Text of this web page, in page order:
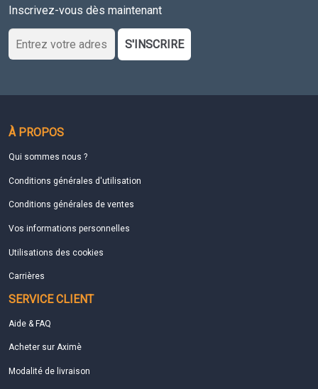
Inscrivez-vous dès maintenant
S'INSCRIRE
À PROPOS
Qui sommes nous ?
Conditions générales d'utilisation
Conditions générales de ventes
Vos informations personnelles
Utilisations des cookies
Carrières
SERVICE CLIENT
Aide & FAQ
Acheter sur Aximè
Modalité de livraison